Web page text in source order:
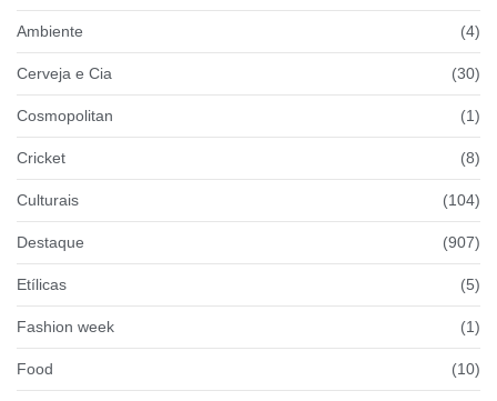
Ambiente (4)
Cerveja e Cia (30)
Cosmopolitan (1)
Cricket (8)
Culturais (104)
Destaque (907)
Etílicas (5)
Fashion week (1)
Food (10)